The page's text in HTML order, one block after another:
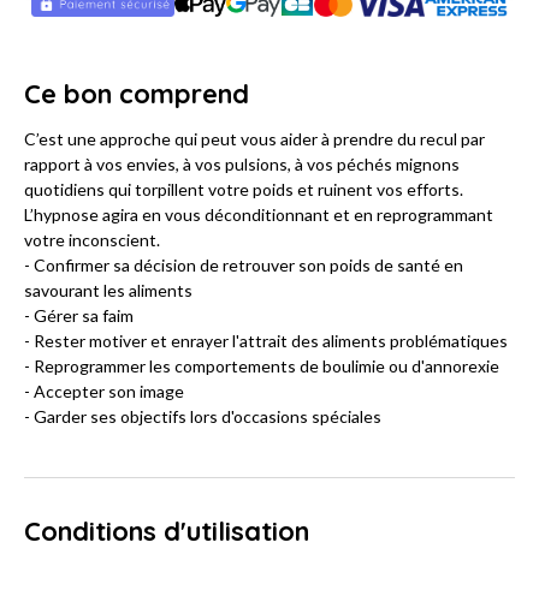
Ce bon comprend
C’est une approche qui peut vous aider à prendre du recul par
rapport à vos envies, à vos pulsions, à vos péchés mignons
quotidiens qui torpillent votre poids et ruinent vos efforts.
L’hypnose agira en vous déconditionnant et en reprogrammant
votre inconscient.
- Confirmer sa décision de retrouver son poids de santé en
savourant les aliments
- Gérer sa faim
- Rester motiver et enrayer l'attrait des aliments problématiques
- Reprogrammer les comportements de boulimie ou d'annorexie
- Accepter son image
- Garder ses objectifs lors d'occasions spéciales
Conditions d'utilisation